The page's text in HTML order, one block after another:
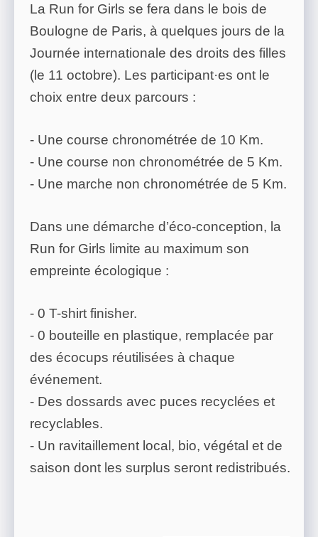
La Run for Girls se fera dans le bois de
Boulogne de Paris, à quelques jours de la
Journée internationale des droits des filles
(le 11 octobre). Les participant·es ont le
choix entre deux parcours :
- Une course chronométrée de 10 Km.
- Une course non chronométrée de 5 Km.
- Une marche non chronométrée de 5 Km.
Dans une démarche d’éco-conception, la
Run for Girls limite au maximum son
empreinte écologique :
- 0 T-shirt finisher.
- 0 bouteille en plastique, remplacée par
des écocups réutilisées à chaque
événement.
- Des dossards avec puces recyclées et
recyclables.
- Un ravitaillement local, bio, végétal et de
saison dont les surplus seront redistribués.